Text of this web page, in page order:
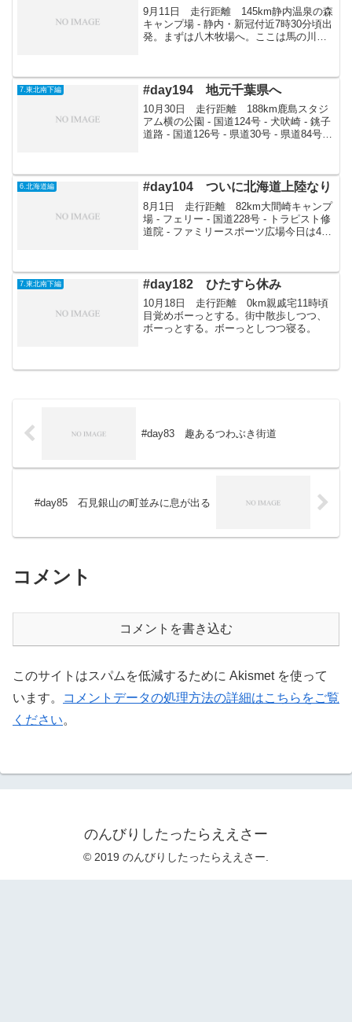
9月11日 走行距離 145km静内温泉の森
キャンプ場 - 静内・新冠付近7時30分頃出
発。まずは八木牧場へ。ここは馬の川渡
ので、新冠をぐるぐると回り、優駿ステ
ーク...
7.東北南下編 #day194 地元千葉県へ
10月30日 走行距離 188km鹿島スタジ
アム横の公園 - 国道124号 - 犬吠崎 - 銚子
道路 - 国道126号 - 県道30号 - 県道84号 -
6.北海道編 #day104 ついに北海道上陸なり
8月1日 走行距離 82km大間崎キャンプ
場 - フェリー - 国道228号 - トラピスト修
道院 - ファミリースポーツ広場今日は4時
7.東北南下編 #day182 ひたすら休み
10月18日 走行距離 0km親戚宅11時頃
目覚めボーっとする。街中散歩しつつ、
ボーっとする。ボーっとしつつ寝る。
#day83 趣あるつわぶき街道
#day85 石見銀山の町並みに息が出る
コメント
コメントを書き込む
このサイトはスパムを低減するために Akismet を使って
います。
コメントデータの処理方法の詳細はこちらをご覧
ください。
のんびりしたったらええさー
© 2019 のんびりしたったらええさー.